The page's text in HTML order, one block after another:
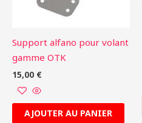
Support alfano pour volant
gamme OTK
15,00 €
AJOUTER AU PANIER